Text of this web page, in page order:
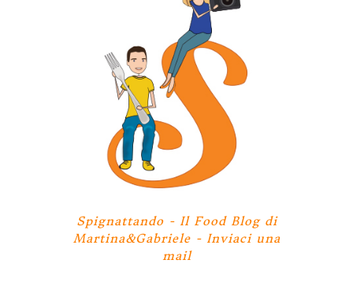
Spignattando - Il Food Blog di
Martina&Gabriele - Inviaci una
mail